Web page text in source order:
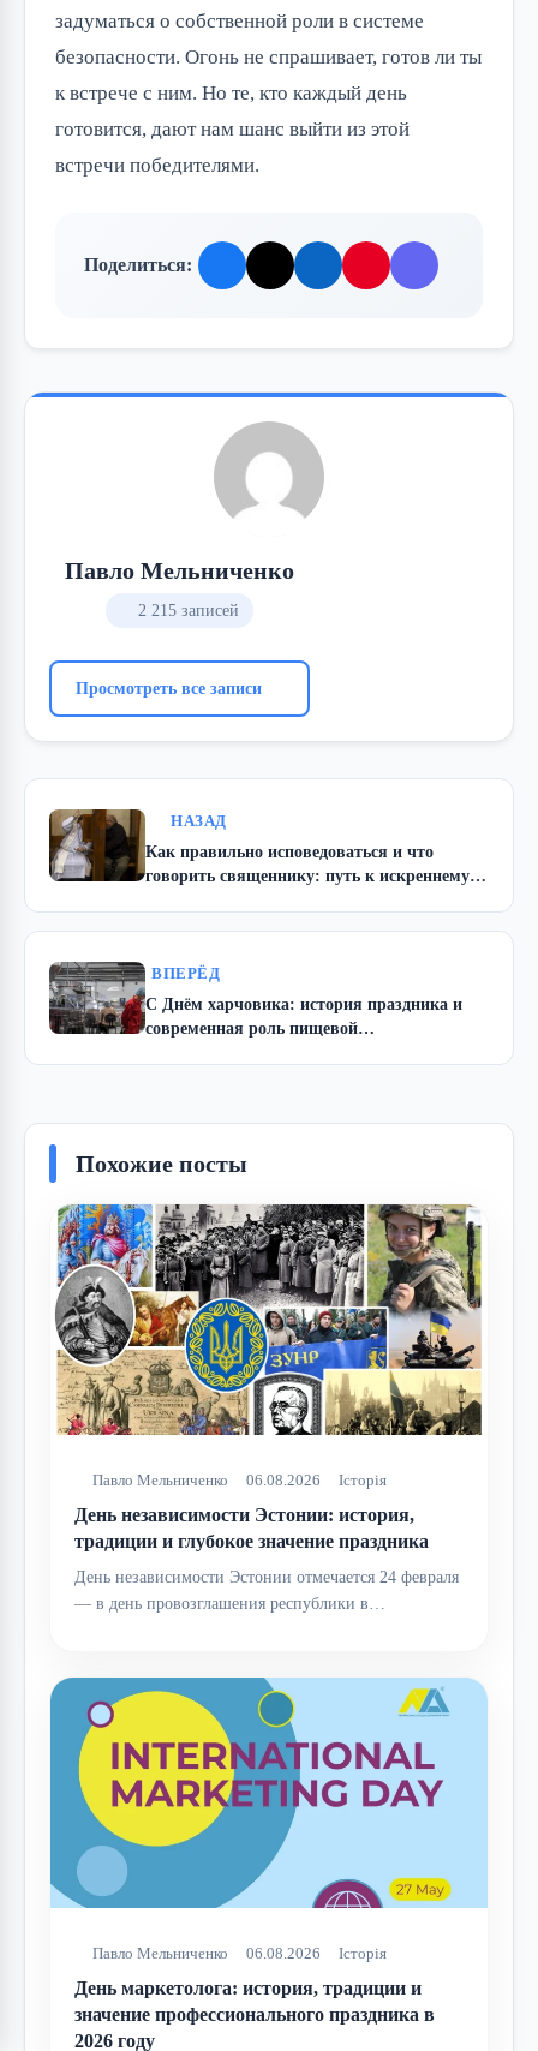
задуматься о собственной роли в системе
безопасности. Огонь не спрашивает, готов ли ты
к встрече с ним. Но те, кто каждый день
готовится, дают нам шанс выйти из этой
встречи победителями.
Поделиться:
Павло Мельниченко
2 215 записей
Просмотреть все записи
НАЗАД
Как правильно исповедоваться и что
говорить священнику: путь к искреннему
ВПЕРЁД
С Днём харчовика: история праздника и
современная роль пищевой
Похожие посты
Павло Мельниченко 06.08.2026 Історія
День независимости Эстонии: история,
традиции и глубокое значение праздника
День независимости Эстонии отмечается 24 февраля
— в день провозглашения республики в…
Павло Мельниченко 06.08.2026 Історія
День маркетолога: история, традиции и
значение профессионального праздника в
2026 году